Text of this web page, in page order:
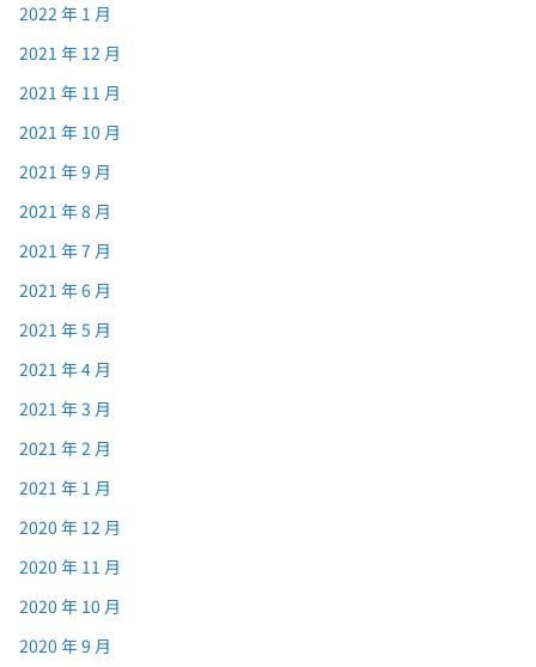
2022 年 1 月
2021 年 12 月
2021 年 11 月
2021 年 10 月
2021 年 9 月
2021 年 8 月
2021 年 7 月
2021 年 6 月
2021 年 5 月
2021 年 4 月
2021 年 3 月
2021 年 2 月
2021 年 1 月
2020 年 12 月
2020 年 11 月
2020 年 10 月
2020 年 9 月